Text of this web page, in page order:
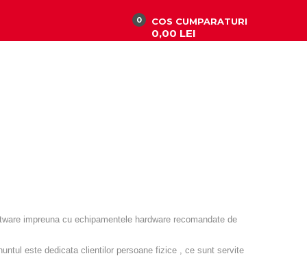
COS CUMPARATURI
0
0,00 LEI
impreuna cu echipamentele hardware recomandate de
este dedicata clientilor persoane fizice , ce sunt servite